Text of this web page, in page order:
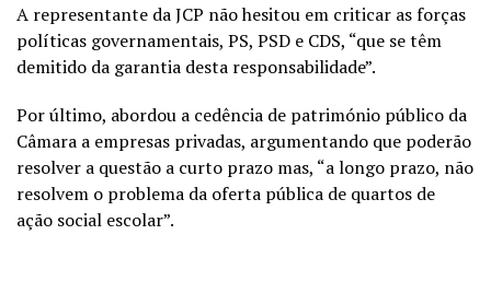
A representante da JCP não hesitou em criticar as forças
políticas governamentais, PS, PSD e CDS, “que se têm
demitido da garantia desta responsabilidade”.
Por último, abordou a cedência de património público da
Câmara a empresas privadas, argumentando que poderão
resolver a questão a curto prazo mas, “a longo prazo, não
resolvem o problema da oferta pública de quartos de
ação social escolar”.